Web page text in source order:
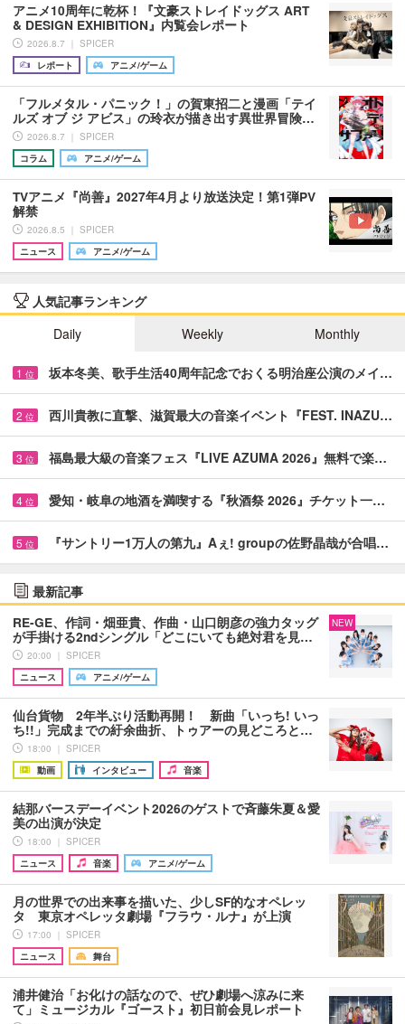
アニメ10周年に乾杯！『文豪ストレイドッグス ART
& DESIGN EXHIBITION』内覧会レポート
2026.8.7 ｜ SPICER
レポート
アニメ/ゲーム
「フルメタル・パニック！」の賀東招二と漫画「テイ
ルズ オブ ジ アビス」の玲衣が描き出す異世界冒険…
2026.8.7 ｜ SPICER
コラム
アニメ/ゲーム
TVアニメ『尚善』2027年4月より放送決定！第1弾PV
解禁
2026.8.5 ｜ SPICER
ニュース
アニメ/ゲーム
人気記事ランキング
Daily
Weekly Monthly
1 位 坂本冬美、歌手生活40周年記念でおくる明治座公演のメイ…
2 位 西川貴教に直撃、滋賀最大の音楽イベント『FEST. INAZU…
3 位 福島最大級の音楽フェス『LIVE AZUMA 2026』無料で楽…
4 位 愛知・岐阜の地酒を満喫する『秋酒祭 2026』チケット一…
5 位 『サントリー1万人の第九』Aぇ! groupの佐野晶哉が合唱…
最新記事
RE-GE、作詞・畑亜貴、作曲・山口朗彦の強力タッグ
が手掛ける2ndシングル「どこにいても絶対君を見…
20:00 ｜ SPICER
ニュース
アニメ/ゲーム
NEW
仙台貨物 2年半ぶり活動再開！ 新曲「いっち! いっ
ち!!」完成までの紆余曲折、トゥアーの見どころと…
18:00 ｜ SPICER
動画
インタビュー 音楽
結那バースデーイベント2026のゲストで斉藤朱夏＆愛
美の出演が決定
18:00 ｜ SPICER
ニュース
音楽 アニメ/ゲーム
月の世界での出来事を描いた、少しSF的なオペレッ
タ 東京オペレッタ劇場『フラウ・ルナ』が上演
17:00 ｜ SPICER
ニュース
舞台
浦井健治「お化けの話なので、ぜひ劇場へ涼みに来
て」ミュージカル『ゴースト』初日前会見レポート